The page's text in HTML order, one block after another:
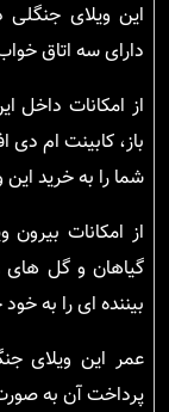
این ویلای
دارای سه اتاق
از امکانات داخل
باز، کابینت ام دی
شما را به خرید
از امکانات
گیاهان و گل
بیننده ای را به
پرداخت آن به